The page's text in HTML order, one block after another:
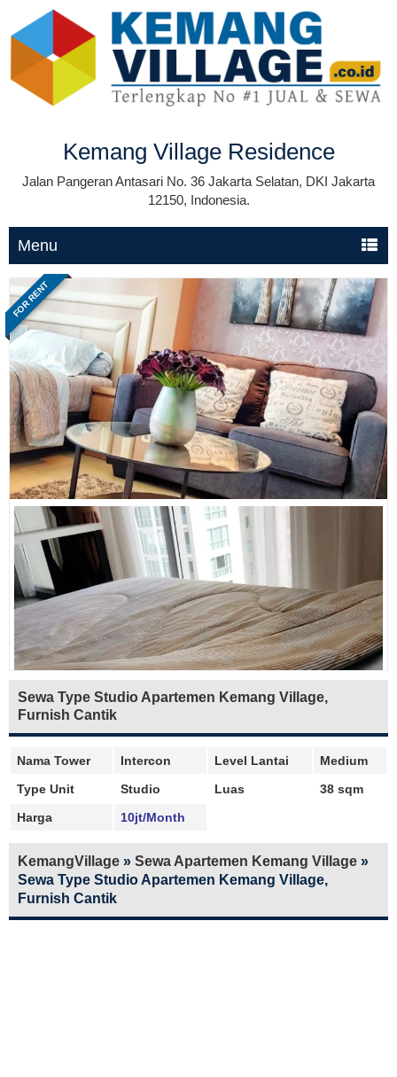
Kemang Village Residence
Jalan Pangeran Antasari No. 36 Jakarta Selatan, DKI Jakarta
12150, Indonesia.
Menu
FOR RENT
Sewa Type Studio Apartemen Kemang Village,
Furnish Cantik
Nama Tower Intercon Level Lantai
Medium
Type Unit
Studio Luas
38 sqm
Harga
10jt/Month
KemangVillage » Sewa Apartemen Kemang Village »
Sewa Type Studio Apartemen Kemang Village,
Furnish Cantik